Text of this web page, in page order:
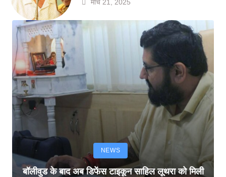
मार्च 21, 2025
NEWS
बॉलीवुड के बाद अब डिफेंस टाइकून साहिल लूथरा को मिली